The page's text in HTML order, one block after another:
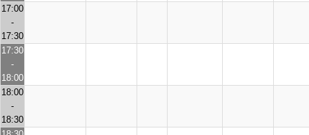
17:00
-
17:30
17:30
-
18:00
18:00
-
18:30